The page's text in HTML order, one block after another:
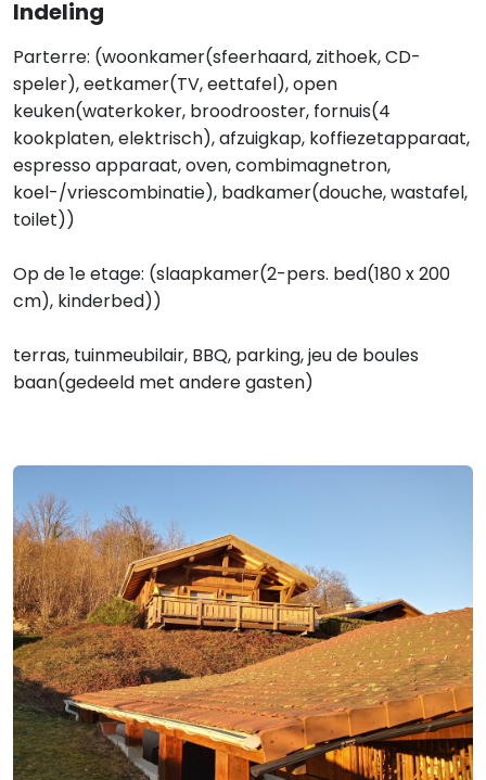
Indeling
Parterre: (woonkamer(sfeerhaard, zithoek, CD-
speler), eetkamer(TV, eettafel), open
keuken(waterkoker, broodrooster, fornuis(4
kookplaten, elektrisch), afzuigkap, koffiezetapparaat,
espresso apparaat, oven, combimagnetron,
koel-/vriescombinatie), badkamer(douche, wastafel,
toilet))
Op de 1e etage: (slaapkamer(2-pers. bed(180 x 200
cm), kinderbed))
terras, tuinmeubilair, BBQ, parking, jeu de boules
baan(gedeeld met andere gasten)